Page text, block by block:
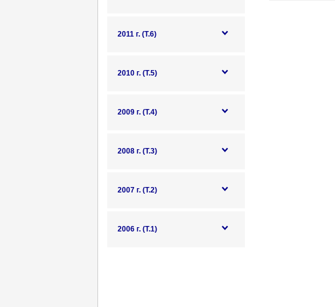
2011 г. (Т.6)
2010 г. (Т.5)
2009 г. (Т.4)
2008 г. (Т.3)
2007 г. (Т.2)
2006 г. (Т.1)